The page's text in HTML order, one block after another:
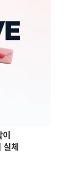
실체